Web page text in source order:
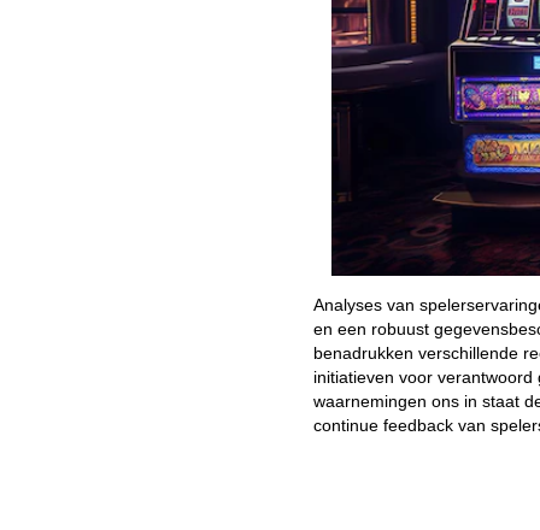
Analyses van
en een robuust
benadrukken verschillende
initiatieven voor
waarnemingen ons in staat
continue feedback van